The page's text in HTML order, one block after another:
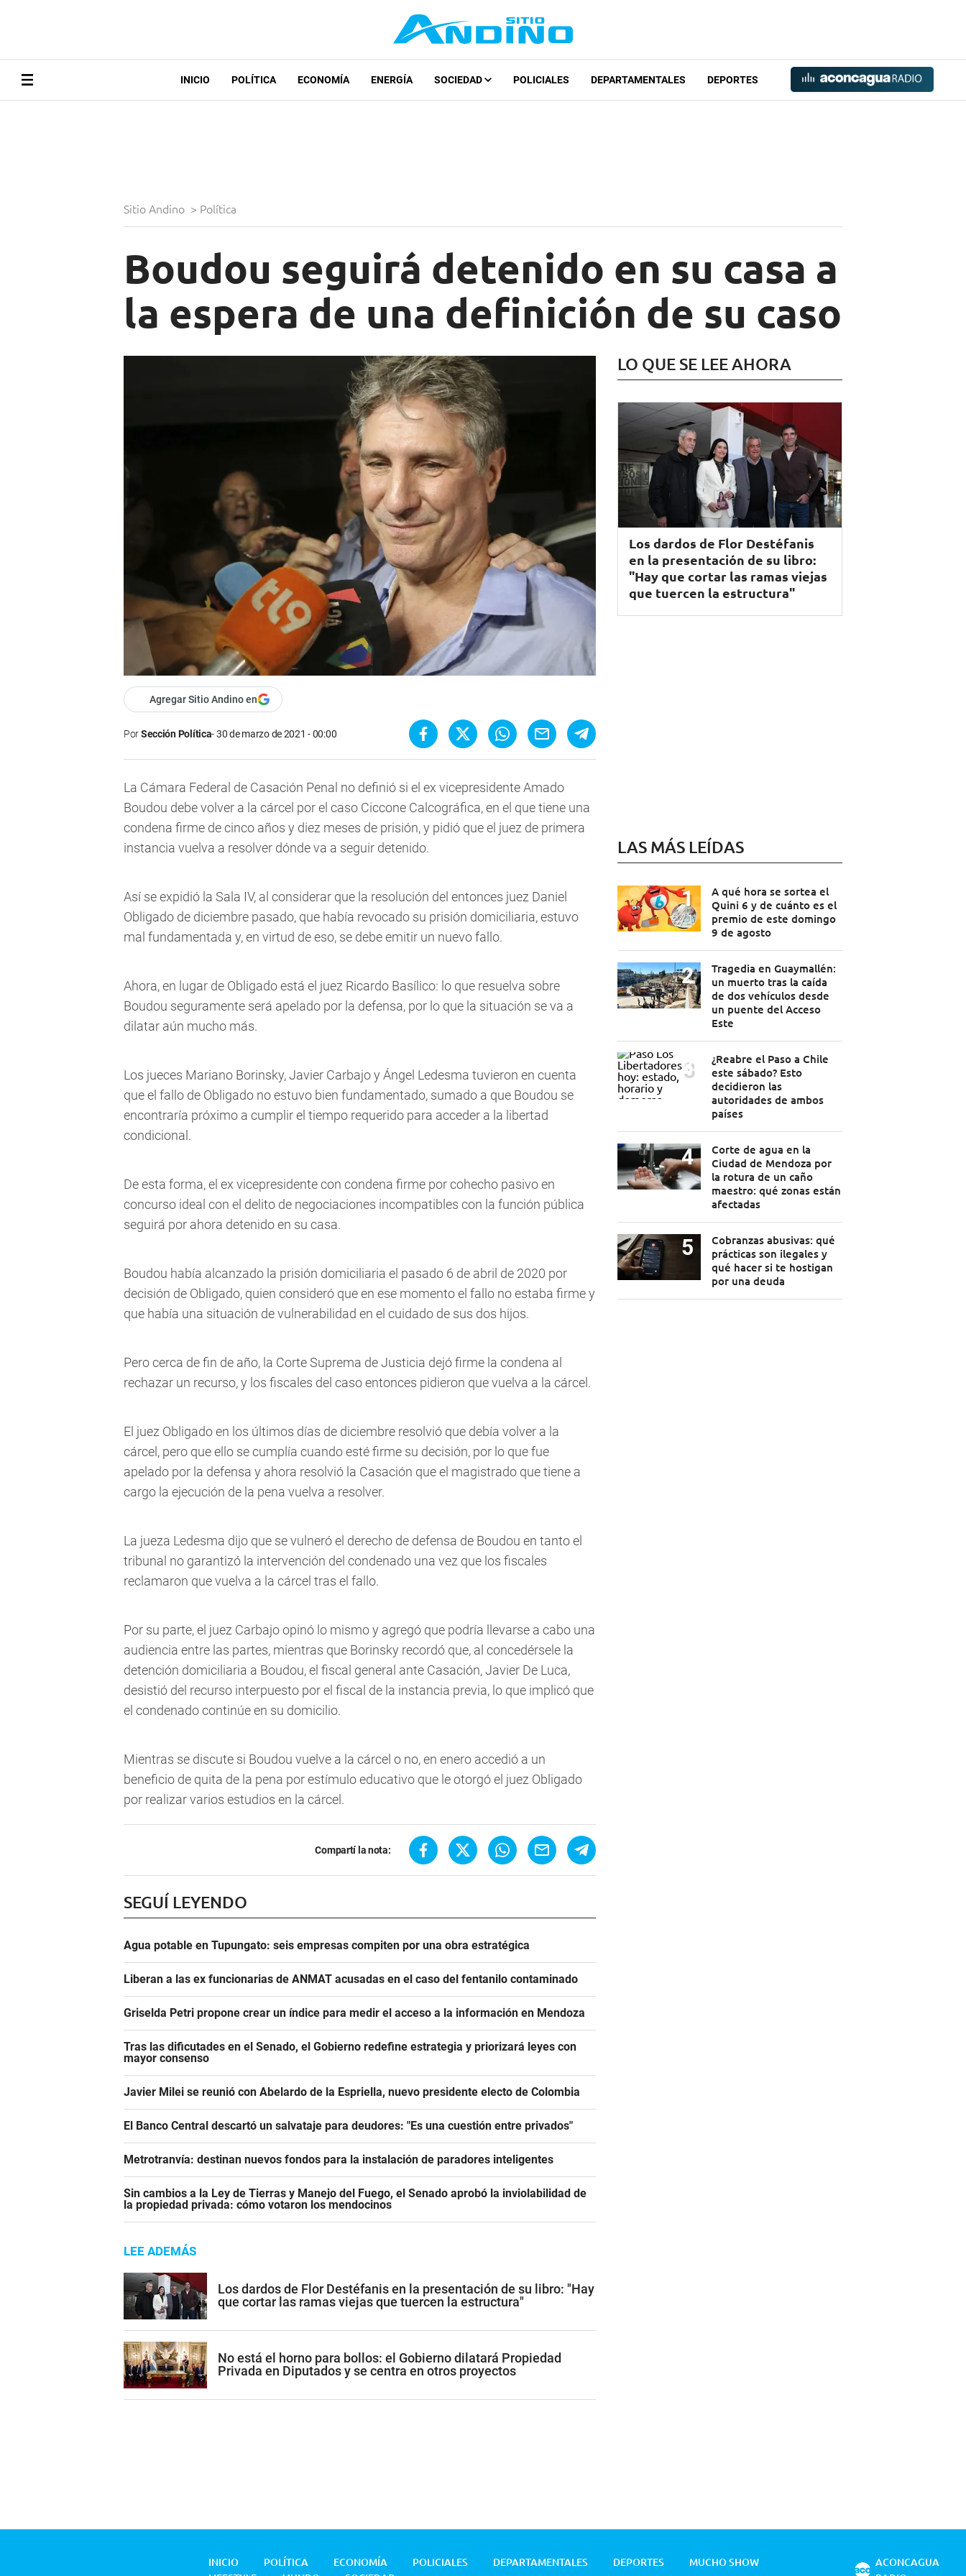
INICIO POLÍTICA ECONOMÍA ENERGÍA SOCIEDAD POLICIALES DEPARTAMENTALES DEPORTES
Sitio Andino > Política
Boudou seguirá detenido en su casa a
la espera de una definición de su caso
Agregar Sitio Andino en
PorSección Política 30 de marzo de 2021 - 00:00
La Cámara Federal de Casación Penal no definió si el ex vicepresidente Amado
Boudou debe volver a la cárcel por el caso Ciccone Calcográfica, en el que tiene una
condena firme de cinco años y diez meses de prisión, y pidió que el juez de primera
instancia vuelva a resolver dónde va a seguir detenido.
Así se expidió la Sala IV, al considerar que la resolución del entonces juez Daniel
Obligado de diciembre pasado, que había revocado su prisión domiciliaria, estuvo
mal fundamentada y, en virtud de eso, se debe emitir un nuevo fallo.
Ahora, en lugar de Obligado está el juez Ricardo Basílico: lo que resuelva sobre
Boudou seguramente será apelado por la defensa, por lo que la situación se va a
dilatar aún mucho más.
Los jueces Mariano Borinsky, Javier Carbajo y Ángel Ledesma tuvieron en cuenta
que el fallo de Obligado no estuvo bien fundamentado, sumado a que Boudou se
encontraría próximo a cumplir el tiempo requerido para acceder a la libertad
condicional.
De esta forma, el ex vicepresidente con condena firme por cohecho pasivo en
concurso ideal con el delito de negociaciones incompatibles con la función pública
seguirá por ahora detenido en su casa.
Boudou había alcanzado la prisión domiciliaria el pasado 6 de abril de 2020 por
decisión de Obligado, quien consideró que en ese momento el fallo no estaba firme y
que había una situación de vulnerabilidad en el cuidado de sus dos hijos.
Pero cerca de fin de año, la Corte Suprema de Justicia dejó firme la condena al
rechazar un recurso, y los fiscales del caso entonces pidieron que vuelva a la cárcel.
El juez Obligado en los últimos días de diciembre resolvió que debía volver a la
cárcel, pero que ello se cumplía cuando esté firme su decisión, por lo que fue
apelado por la defensa y ahora resolvió la Casación que el magistrado que tiene a
cargo la ejecución de la pena vuelva a resolver.
La jueza Ledesma dijo que se vulneró el derecho de defensa de Boudou en tanto el
tribunal no garantizó la intervención del condenado una vez que los fiscales
reclamaron que vuelva a la cárcel tras el fallo.
Por su parte, el juez Carbajo opinó lo mismo y agregó que podría llevarse a cabo una
audiencia entre las partes, mientras que Borinsky recordó que, al concedérsele la
detención domiciliaria a Boudou, el fiscal general ante Casación, Javier De Luca,
desistió del recurso interpuesto por el fiscal de la instancia previa, lo que implicó que
el condenado continúe en su domicilio.
Mientras se discute si Boudou vuelve a la cárcel o no, en enero accedió a un
beneficio de quita de la pena por estímulo educativo que le otorgó el juez Obligado
por realizar varios estudios en la cárcel.
Compartí la nota:
SEGUÍ LEYENDO
Agua potable en Tupungato: seis empresas compiten por una obra estratégica
Liberan a las ex funcionarias de ANMAT acusadas en el caso del fentanilo contaminado
Griselda Petri propone crear un índice para medir el acceso a la información en Mendoza
Tras las dificutades en el Senado, el Gobierno redefine estrategia y priorizará leyes con
mayor consenso
Javier Milei se reunió con Abelardo de la Espriella, nuevo presidente electo de Colombia
El Banco Central descartó un salvataje para deudores: "Es una cuestión entre privados"
Metrotranvía: destinan nuevos fondos para la instalación de paradores inteligentes
Sin cambios a la Ley de Tierras y Manejo del Fuego, el Senado aprobó la inviolabilidad de
la propiedad privada: cómo votaron los mendocinos
LEE ADEMÁS
Los dardos de Flor Destéfanis en la presentación de su libro: "Hay
que cortar las ramas viejas que tuercen la estructura"
No está el horno para bollos: el Gobierno dilatará Propiedad
Privada en Diputados y se centra en otros proyectos
LO QUE SE LEE AHORA
Los dardos de Flor Destéfanis
en la presentación de su libro:
"Hay que cortar las ramas viejas
que tuercen la estructura"
LAS MÁS LEÍDAS
A qué hora se sortea el
Quini 6 y de cuánto es el
premio de este domingo
9 de agosto
Tragedia en Guaymallén:
un muerto tras la caída
de dos vehículos desde
un puente del Acceso
Este
¿Reabre el Paso a Chile
este sábado? Esto
decidieron las
autoridades de ambos
países
Corte de agua en la
Ciudad de Mendoza por
la rotura de un caño
maestro: qué zonas están
afectadas
Cobranzas abusivas: qué
prácticas son ilegales y
qué hacer si te hostigan
por una deuda
INICIO POLÍTICA ECONOMÍA POLICIALES DEPARTAMENTALES DEPORTES
MUCHO SHOW
ACONCAGUA